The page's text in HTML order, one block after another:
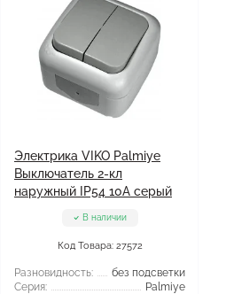
Электрика VIKO Palmiye
Выключатель 2-кл
наружный IP54 10А серый
В наличии
Код Товара: 27572
Разновидность:
без подсветки
Серия:
Palmiye